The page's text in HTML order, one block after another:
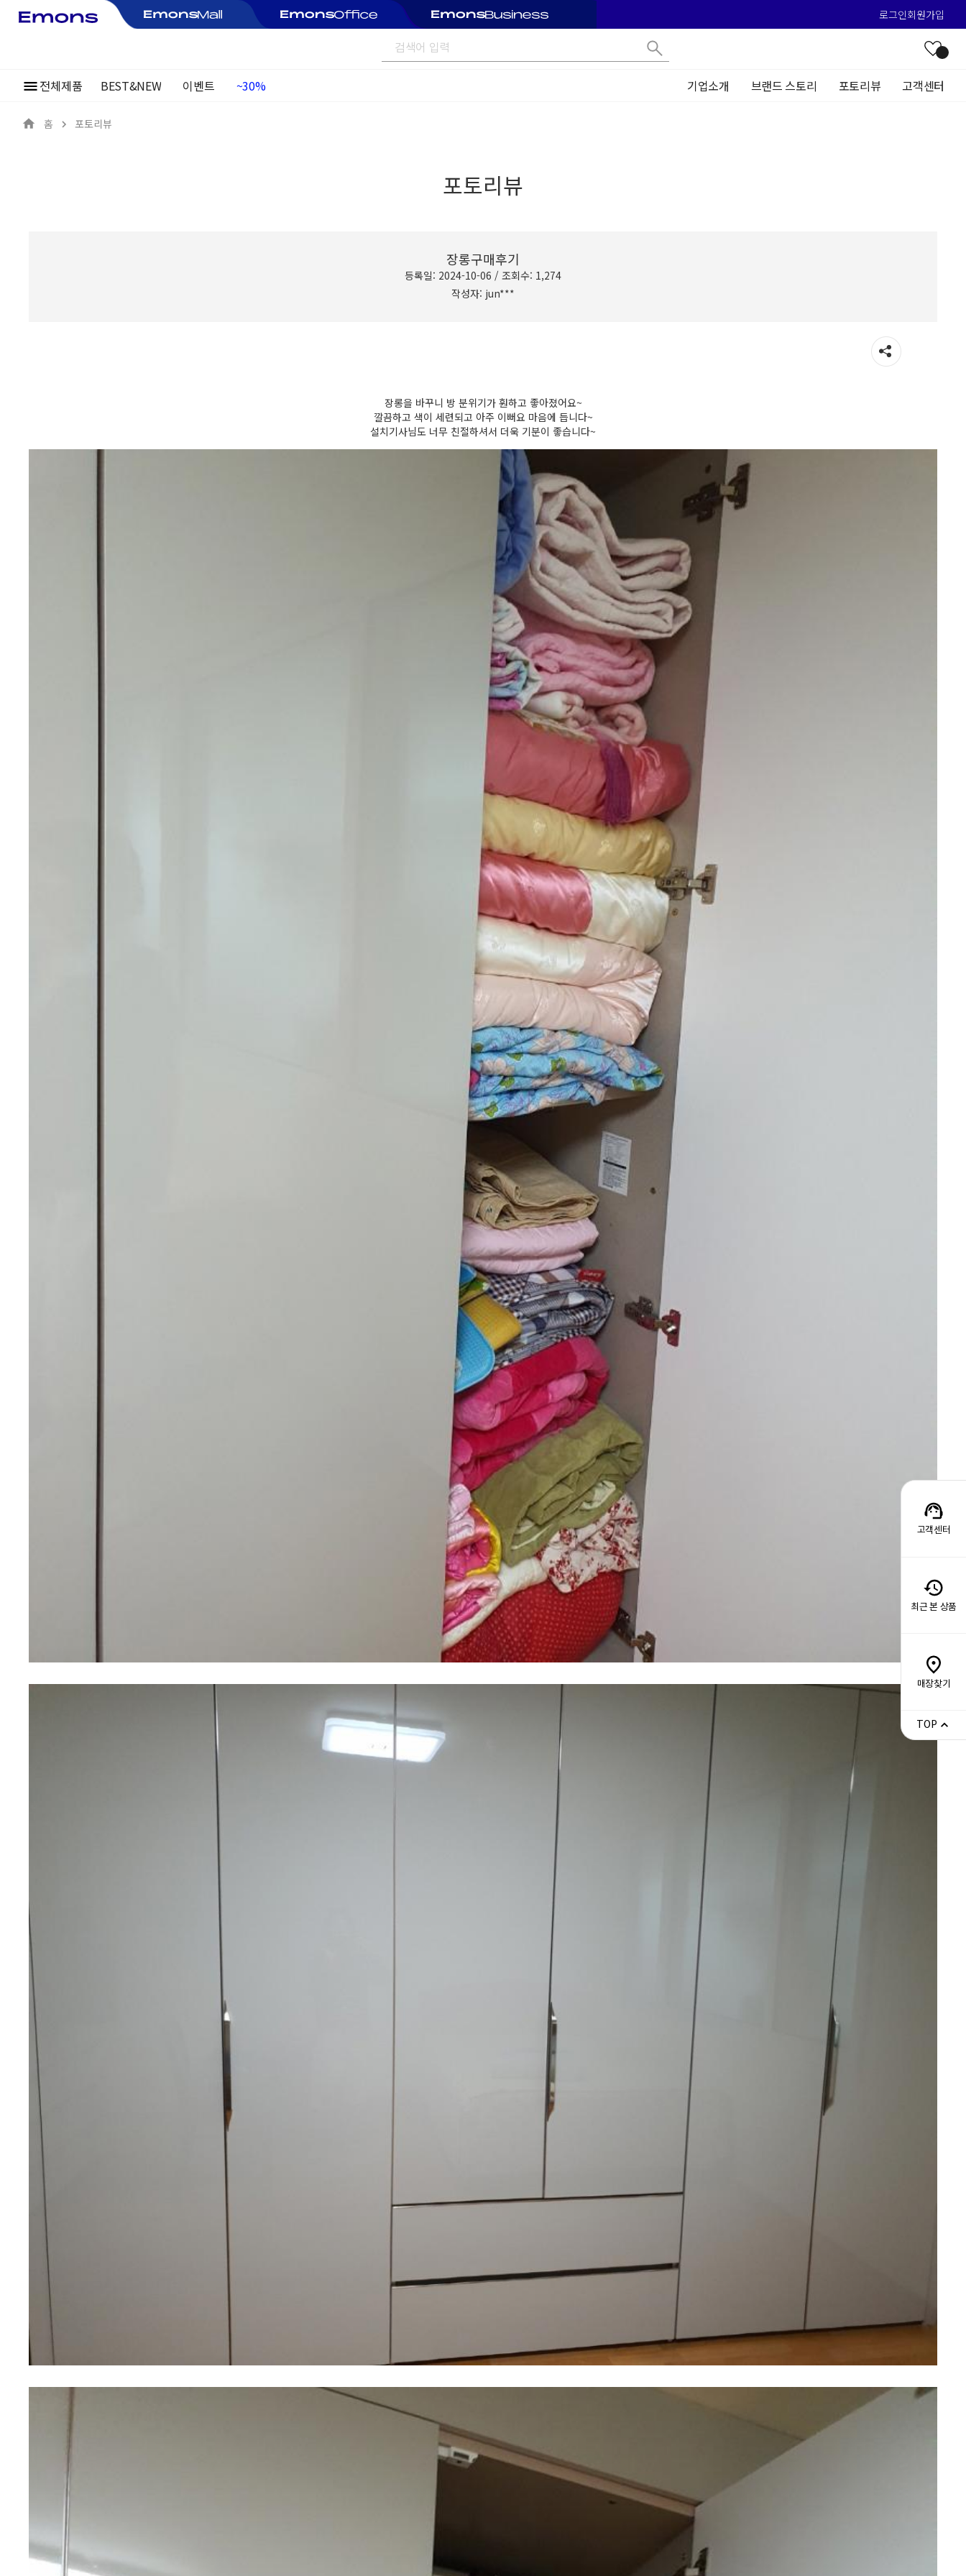
로그인회원가입
전체제품 BEST&NEW 이벤트
여름정기행사
기업소개 브랜드 스토리 포토리뷰 고객센터
홈 포토리뷰
포토리뷰
장롱구매후기
등록일: 2024-10-06 / 조회수: 1,274
작성자: jun***
장롱을 바꾸니 방 분위기가 훤하고 좋아졌어요~
깔끔하고 색이 세련되고 아주 이뻐요 마음에 듭니다~
설치기사님도 너무 친절하셔서 더욱 기분이 좋습니다~
고객센터
최근 본 상품
매장찾기
TOP